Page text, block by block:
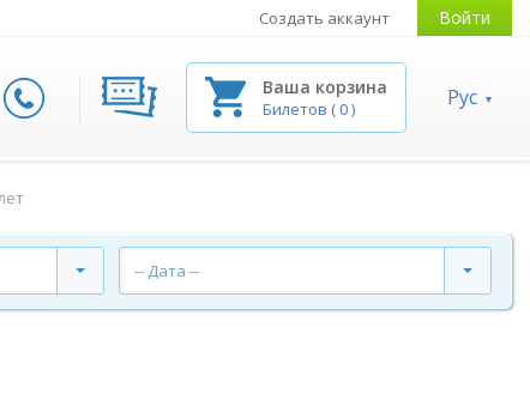
Создать аккаунт Войти
Ваша корзина
Билетов (0) Рус
-- Дата --